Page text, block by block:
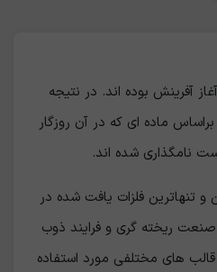
آفرینش بوده اند. در نتیجه
ماده ای که در آن روزگار
نامگذاری شده اند.
و تنهاترین فلزات یافت شده در
ریخته گری و فرایند ذوب
های مختلفی مورد استفاده